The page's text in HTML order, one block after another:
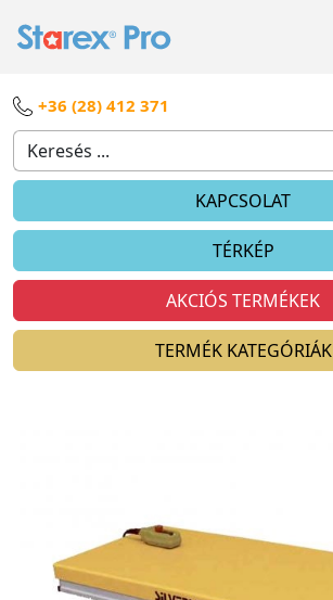
+36 (28) 412 371
KAPCSOLAT
TÉRKÉP
AKCIÓS TERMÉKEK
TERMÉK KATEGÓRIÁK